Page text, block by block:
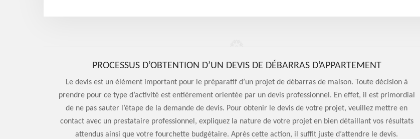
et efficace
qualité en toute circonstance
PROCESSUS D’OBTENTION D’UN DEVIS DE DÉBARRAS D’APPARTEMENT
Le devis est un élément important pour le préparatif d’un projet de débarras de maison. Toute décision à
prendre pour ce type d’activité est entièrement orientée par un devis professionnel. En effet, il est primordial
de ne pas sauter l’étape de la demande de devis. Pour obtenir le devis de votre projet, veuillez mettre en
contact avec un prestataire professionnel, expliquez la nature de votre projet en bien détaillant vos résultats
attendus ainsi que votre fourchette budgétaire. Après cette action, il suffit juste d’attendre le devis.